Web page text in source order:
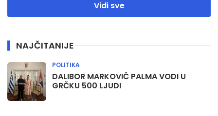
Vidi sve
NAJČITANIJE
DALIBOR MARKOVIĆ PALMA VODI U
GRČKU 500 LJUDI
POLITIKA